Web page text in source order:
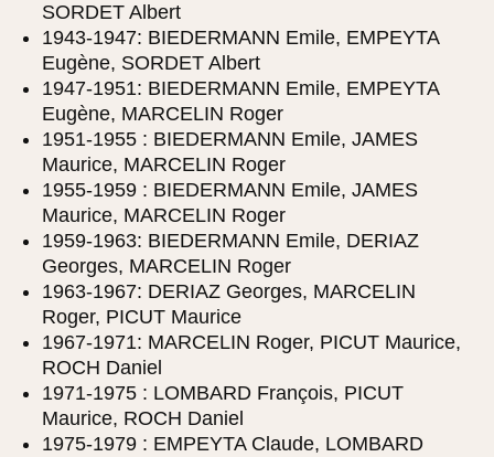
SORDET Albert
1943-1947: BIEDERMANN Emile, EMPEYTA
Eugène, SORDET Albert
1947-1951: BIEDERMANN Emile, EMPEYTA
Eugène, MARCELIN Roger
1951-1955 : BIEDERMANN Emile, JAMES
Maurice, MARCELIN Roger
1955-1959 : BIEDERMANN Emile, JAMES
Maurice, MARCELIN Roger
1959-1963: BIEDERMANN Emile, DERIAZ
Georges, MARCELIN Roger
1963-1967: DERIAZ Georges, MARCELIN
Roger, PICUT Maurice
1967-1971: MARCELIN Roger, PICUT Maurice,
ROCH Daniel
1971-1975 : LOMBARD François, PICUT
Maurice, ROCH Daniel
1975-1979 : EMPEYTA Claude, LOMBARD